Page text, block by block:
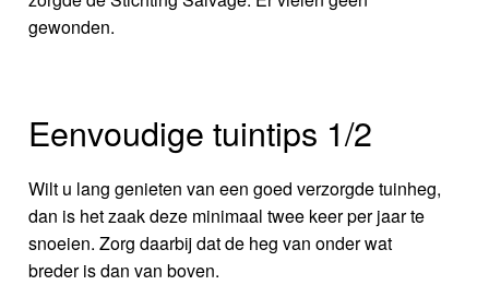
gewonden.
Eenvoudige tuintips 1/2
Wilt u lang genieten van een goed verzorgde tuinheg,
dan is het zaak deze minimaal twee keer per jaar te
snoeien. Zorg daarbij dat de heg van onder wat
breder is dan van boven.